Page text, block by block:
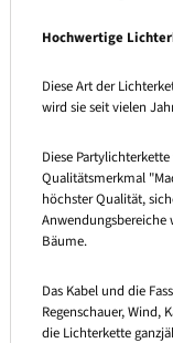
Hochwertige
Diese Art der
wird sie seit vielen
Diese
Qualitätsmerkmal
höchster Qualität,
Anwendungsbereiche
Bäume.
Das Kabel und die
Regenschauer, Wind,
die Lichterkette